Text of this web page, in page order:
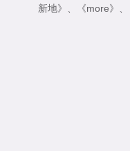
新地》 、 《more》 、